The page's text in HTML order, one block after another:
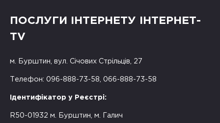
ПОСЛУГИ ІНТЕРНЕТУ ІНТЕРНЕТ-
TV
м. Бурштин, вул. Січових Стрільців, 27
Телефон: 096-888-73-58, 066-888-73-58
Ідентифікатор у Реєстрі:
R50-01932 м. Бурштин, м. Галич